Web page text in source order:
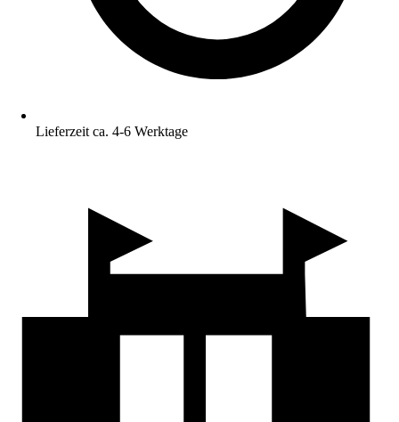
Lieferzeit ca. 4-6 Werktage